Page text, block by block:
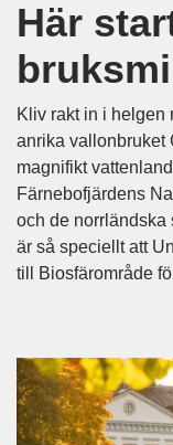
Här
Kliv rakt in i helgen
anrika vallonbruket
magnifikt
Färnebofjärdens
och de norrländska
är så speciellt att
till Biosfärområde